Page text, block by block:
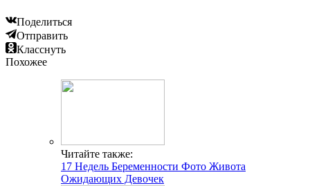
Поделиться
Отправить
Класснуть
Похожее
Читайте также:
17 Недель Беременности Фото Живота
Ожидающих Девочек